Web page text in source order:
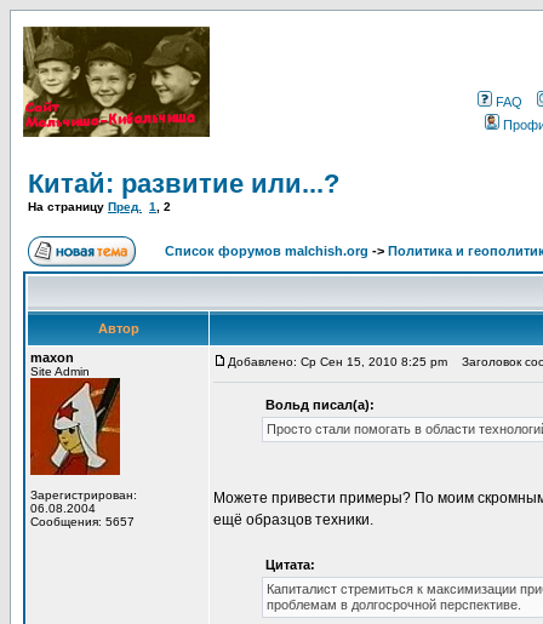
FAQ
Китай: развитие или...?
На страницу Пред. 1 2
Список форумов malchish.org -> Политика и
Автор
maxon
Site Admin
Зарегистрирован:
06.08.2004
Сообщения: 5657
Добавлено: Ср Сен 15, 2010 8:25 pm Заголовок
Вольд писал(а):
Просто стали помогать в области
Можете привести примеры? По моим
ещё образцов техники.
Цитата:
Капиталист стремиться к максимизации
проблемам в долгосрочной перспективе.